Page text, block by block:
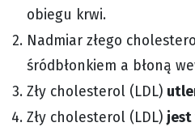
obiegu krwi.
Nadmiar złego
śródbłonkiem a błoną
Zły cholesterol (LDL)
Zły cholesterol (LDL) jest